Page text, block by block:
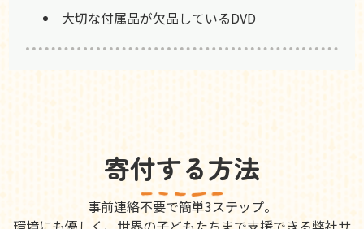
大切な付属品が欠品しているDVD
寄付する方法
事前連絡不要で簡単3ステップ。